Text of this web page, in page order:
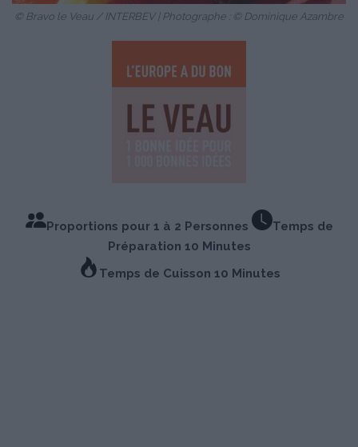
© Bravo le Veau / INTERBEV | Photographe : © Dominique Azambre
Proportions pour 1 à 2 Personnes
Temps de
Préparation 10 Minutes
Temps de Cuisson 10 Minutes